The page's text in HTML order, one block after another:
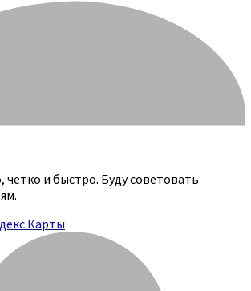
четко и быстро. Буду советовать